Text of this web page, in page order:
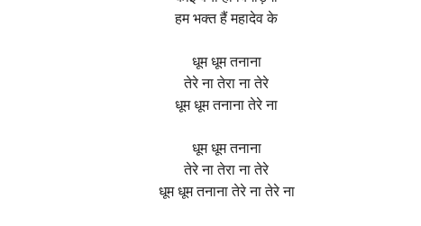
हम भक्त हैं महादेव के
धूम धूम तनाना
तेरे ना तेरा ना तेरे
धूम धूम तनाना तेरे ना
धूम धूम तनाना
तेरे ना तेरा ना तेरे
धूम धूम तनाना तेरे ना तेरे ना